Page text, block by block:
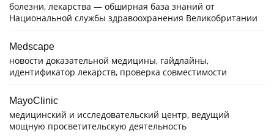
болезни, лекарства — обширная база знаний от
Национальной службы здравоохранения Великобритании
Medscape
новости доказательной медицины, гайдлайны,
идентификатор лекарств, проверка совместимости
MayoClinic
медицинский и исследовательский центр, ведущий
мощную просветительскую деятельность